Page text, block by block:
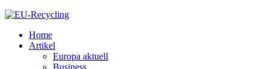
Home
Artikel
Europa aktuell
Business